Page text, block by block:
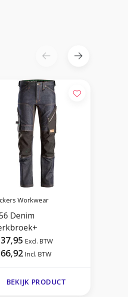
Workwear
Denim
Excl. BTW
Incl. BTW
BEKIJK PRODUCT